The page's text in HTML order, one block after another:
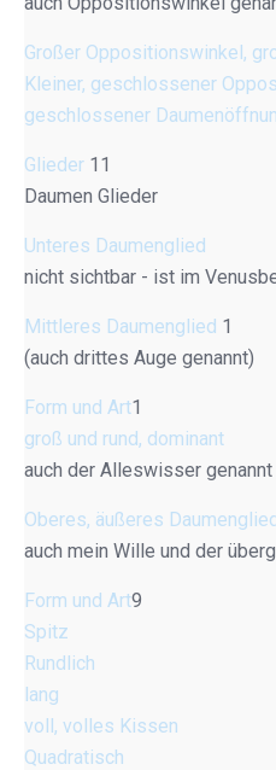
Großer Oppositionswinkel,
Kleiner, geschlossener
geschlossener
Glieder 11
Daumen Glieder
Unteres Daumenglied
nicht sichtbar - ist im
Mittleres Daumenglied 1
(auch drittes Auge genannt)
Form und Art1
groß und rund, dominant
auch der Alleswisser genannt
Oberes, äußeres
auch mein Wille und der
Form und Art9
Spitz
Rundlich
lang
voll, volles Kissen
Quadratisch